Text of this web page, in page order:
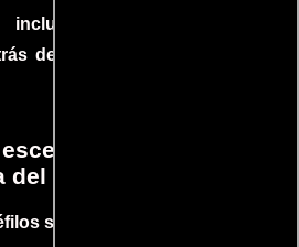
incluidas. ¡Descubre las
del rodaje de un clásico
de acción
cine
se juntaron para debatir